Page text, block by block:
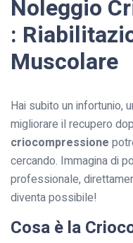
Noleggio
:
Muscolare
Hai subito un infortunio,
migliorare il recupero
criocompressione
cercando. Immagina di
professionale,
diventa possibile!
Cosa è la